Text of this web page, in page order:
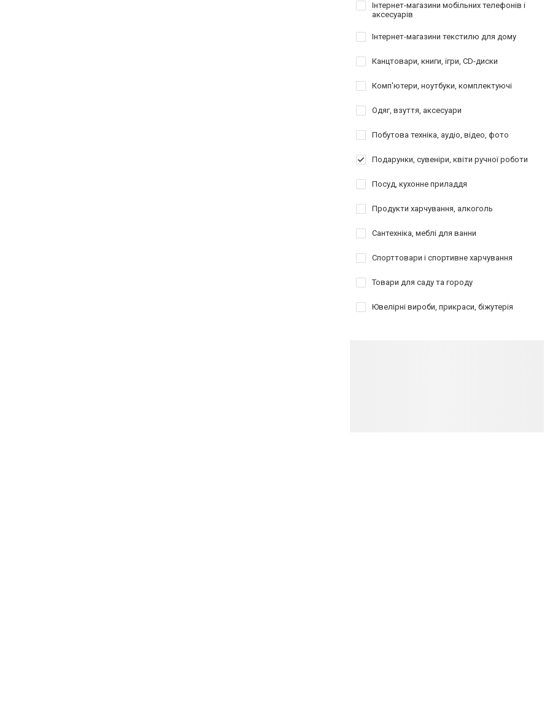
Інтернет-магазини мобільних телефонів і
аксесуарів
Інтернет-магазини текстилю для дому
Канцтовари, книги, ігри, CD-диски
Комп'ютери, ноутбуки, комплектуючі
Одяг, взуття, аксесуари
Побутова техніка, аудіо, відео, фото
Подарунки, сувеніри, квіти ручної роботи
Посуд, кухонне приладдя
Продукти харчування, алкоголь
Сантехніка, меблі для ванни
Спорттовари і спортивне харчування
Товари для саду та городу
Ювелірні вироби, прикраси, біжутерія